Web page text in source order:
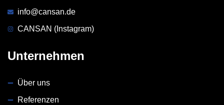
info@cansan.de
CANSAN (Instagram)
Unternehmen
Über uns
Referenzen